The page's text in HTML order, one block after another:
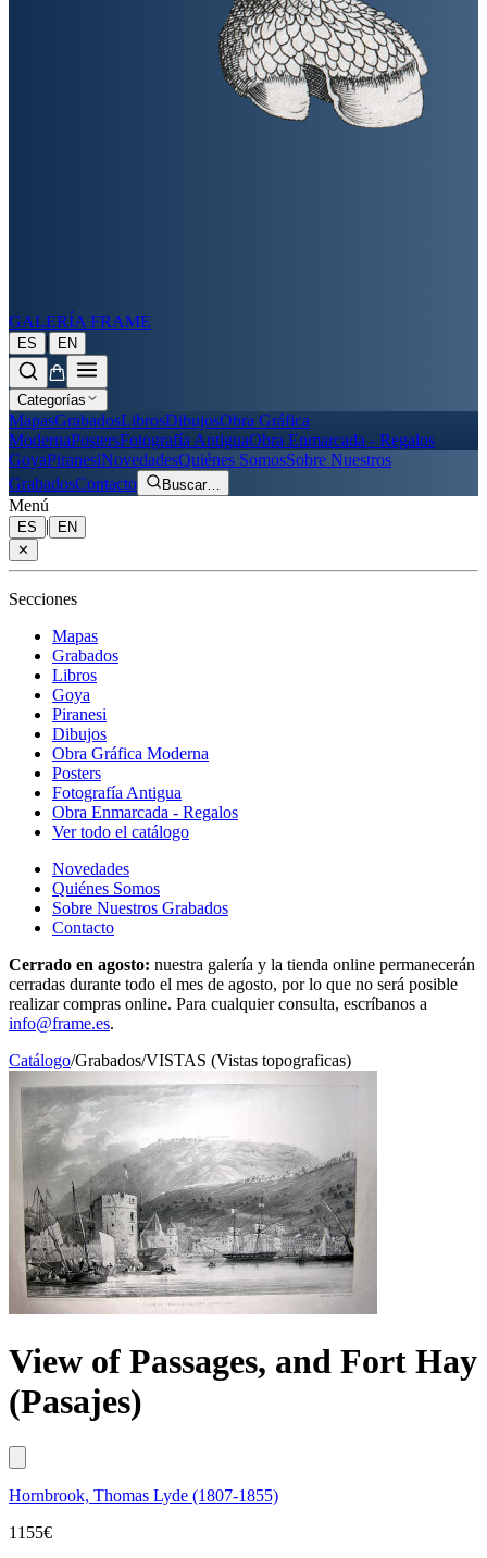
GALERÍA FRAME
ES | EN
Categorías
MapasGrabadosLibrosDibujosObra Gráfica
ModernaPostersFotografía AntiguaObra Enmarcada - Regalos
GoyaPiranesiNovedadesQuiénes SomosSobre Nuestros
GrabadosContacto Buscar…
Menú
ES |
EN
✕
Secciones
Mapas
Grabados
Libros
Goya
Piranesi
Dibujos
Obra Gráfica Moderna
Posters
Fotografía Antigua
Obra Enmarcada - Regalos
Ver todo el catálogo
Novedades
Quiénes Somos
Sobre Nuestros Grabados
Contacto
Cerrado en agosto: nuestra galería y la tienda online permanecerán
cerradas durante todo el mes de agosto, por lo que no será posible
realizar compras online. Para cualquier consulta, escríbanos a
info@frame.es.
Catálogo/Grabados/VISTAS (Vistas topograficas)
View of Passages, and Fort Hay
(Pasajes)
Hornbrook, Thomas Lyde (1807-1855)
1155€